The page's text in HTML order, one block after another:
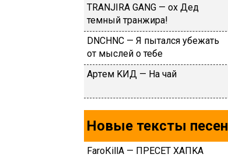
TRANJIRA GANG — ох Дед
темный транжира!
DNCHNC — Я пытался убежать
от мыслей о тебе
Apтeм KИД — Ha чaй
Новые тексты песен
FаrоКillА — ПPECET XAПKA